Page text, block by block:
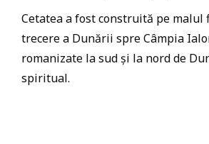
Cetatea a fost construită pe
trecere a Dunării spre Câmpia
romanizate la sud și la nord de
spiritual.